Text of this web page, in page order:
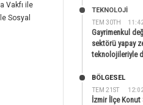
Vakfı ile
Sosyal
TEM 30TH
TEKNOLOJİ
Gayrimenkul
sektörü yapay
teknolojileriyle
TEM 21ST
BÖLGESEL
İzmir İlçe Konut